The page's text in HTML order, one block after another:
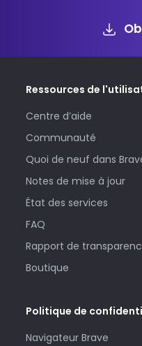
Ressources de
Centre d’aide
Communauté
Quoi de neuf dans
Notes de mise à jour
État des services
FAQ
Rapport de
Boutique
Politique de
Navigateur Brave